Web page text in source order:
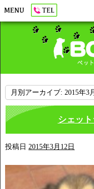
月別アーカイブ: 2015年3月
シェッ
投稿日 2015年3月12日